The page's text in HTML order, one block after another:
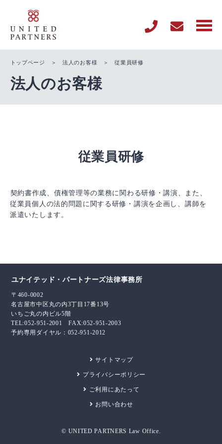
トップページ ＞ 法人のお客様 ＞ 従業員研修
法人のお客様
従業員研修
契約書作成、債権管理等の業務に関わる研修・講演、また、
従業員個人の法的問題に関する研修・講演を企画し、講師を
派遣いたします。
ユナイテッド・パートナーズ法律事務所
〒460-0002
名古屋市中区丸の内3丁目17番13号
いちご丸の内ビル5階
TEL:052-951-2001 FAX:052-951-2003
予約専用ダイヤル：052-951-2012
サイトマップ
プライバシーポリシー
ご利用にあたって
お問い合わせ
© UNITED PARTNERS Law Office.